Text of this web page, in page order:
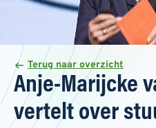
Terug naar overzicht
Anje-Marijcke
vertelt over